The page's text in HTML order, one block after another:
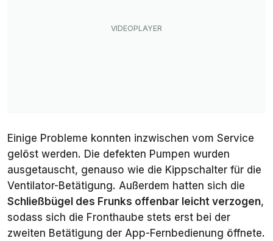
Einige Probleme konnten inzwischen vom Service
gelöst werden. Die defekten Pumpen wurden
ausgetauscht, genauso wie die Kippschalter für die
Ventilator-Betätigung. Außerdem hatten sich die
Schließbügel des Frunks offenbar leicht verzogen,
sodass sich die Fronthaube stets erst bei der
zweiten Betätigung der App-Fernbedienung öffnete.